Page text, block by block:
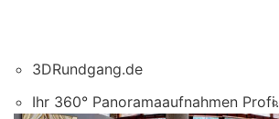
3DRundgang.de
Ihr 360° Panoramaaufnahmen Profi.